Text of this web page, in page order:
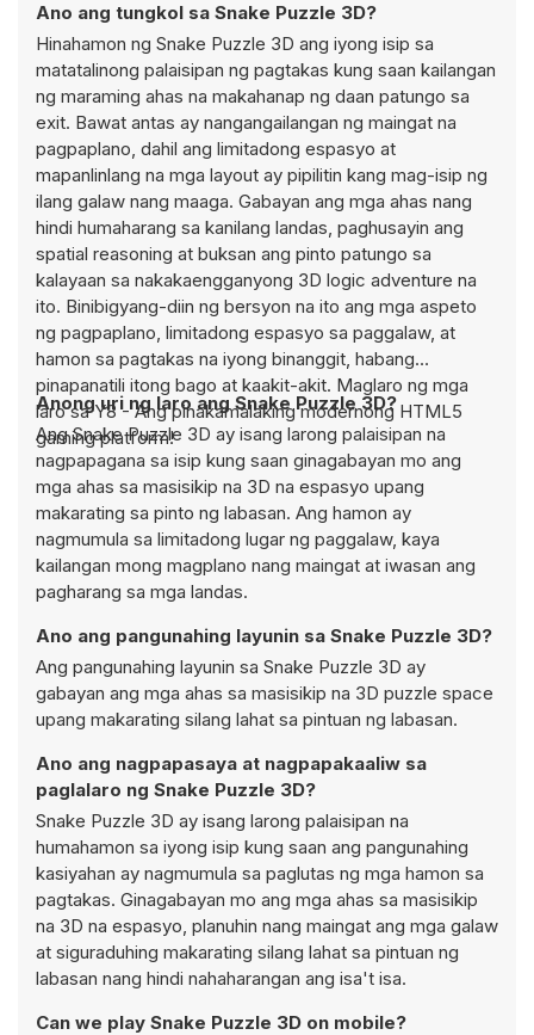
Ano ang tungkol sa Snake Puzzle 3D?
Hinahamon ng Snake Puzzle 3D ang iyong isip sa
matatalinong palaisipan ng pagtakas kung saan kailangan
ng maraming ahas na makahanap ng daan patungo sa
exit. Bawat antas ay nangangailangan ng maingat na
pagpaplano, dahil ang limitadong espasyo at
mapanlinlang na mga layout ay pipilitin kang mag-isip ng
ilang galaw nang maaga. Gabayan ang mga ahas nang
hindi humaharang sa kanilang landas, paghusayin ang
spatial reasoning at buksan ang pinto patungo sa
kalayaan sa nakakaengganyong 3D logic adventure na
ito. Binibigyang-diin ng bersyon na ito ang mga aspeto
ng pagpaplano, limitadong espasyo sa paggalaw, at
hamon sa pagtakas na iyong binanggit, habang
pinapanatili itong bago at kaakit-akit. Maglaro ng mga
laro sa Y8 - Ang pinakamalaking modernong HTML5
gaming platform!
Anong uri ng laro ang Snake Puzzle 3D?
Ang Snake Puzzle 3D ay isang larong palaisipan na
nagpapagana sa isip kung saan ginagabayan mo ang
mga ahas sa masisikip na 3D na espasyo upang
makarating sa pinto ng labasan. Ang hamon ay
nagmumula sa limitadong lugar ng paggalaw, kaya
kailangan mong magplano nang maingat at iwasan ang
pagharang sa mga landas.
Ano ang pangunahing layunin sa Snake Puzzle 3D?
Ang pangunahing layunin sa Snake Puzzle 3D ay
gabayan ang mga ahas sa masisikip na 3D puzzle space
upang makarating silang lahat sa pintuan ng labasan.
Ano ang nagpapasaya at nagpapakaaliw sa
paglalaro ng Snake Puzzle 3D?
Snake Puzzle 3D ay isang larong palaisipan na
humahamon sa iyong isip kung saan ang pangunahing
kasiyahan ay nagmumula sa paglutas ng mga hamon sa
pagtakas. Ginagabayan mo ang mga ahas sa masisikip
na 3D na espasyo, planuhin nang maingat ang mga galaw
at siguraduhing makarating silang lahat sa pintuan ng
labasan nang hindi nahaharangan ang isa't isa.
Can we play Snake Puzzle 3D on mobile?